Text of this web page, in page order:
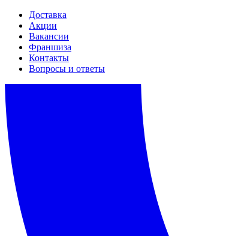
Доставка
Акции
Вакансии
Франшиза
Контакты
Вопросы и ответы